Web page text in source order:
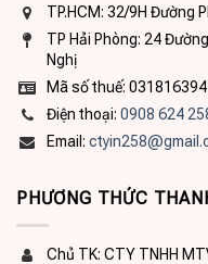
TP.HCM: 32/9H Đường
TP Hải Phòng: 24
Nghị
Mã số thuế:
Điện thoại: 0908 624
Email:
PHƯƠNG THỨC
Chủ TK: CTY TNHH